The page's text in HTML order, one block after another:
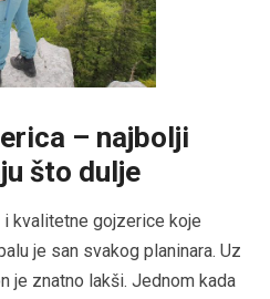
– najbolji
što dulje
kvalitetne gojzerice koje
je san svakog planinara. Uz
je znatno lakši. Jednom kada